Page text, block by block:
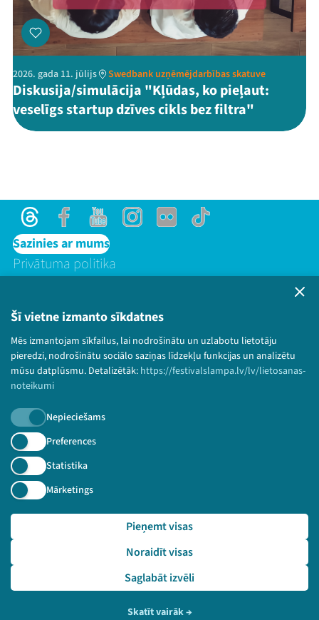
Šī vietne izmanto sīkdatnes
Mēs izmantojam sīkfailus, lai nodrošinātu un uzlabotu lietotāju
pieredzi, nodrošinātu sociālo saziņas līdzekļu funkcijas un analizētu
mūsu datplūsmu. Detalizētāk: https://festivalslampa.lv/lv/lietosanas-
noteikumi
Nepieciešams
Preferences
Statistika
Mārketings
Saglabāt izvēli
Noraidīt visas
Pieņemt visas
Skatīt vairāk→
2026. gada 11. jūlijs Swedbank uzņēmējdarbības skatuve
Diskusija/simulācija "Kļūdas, ko pieļaut:
veselīgs startup dzīves cikls bez filtra"
ThreadsFacebookYoutubeInstagram
Flick TikTok
Sazinies ar mums
Privātuma politika
© 2026 Sarunu festivāls LAMPA Visas tiesības
paturētas.
Piesakies jaunumiem!
Nepalaid garām aktuālāko informāciju!
Pieteikties
🔗 https://festivalslampa.lv/lv/video-arhivs/931?spe
aker=N%C4%ABderlandes%20Karalistes%20v%C4%93stniec%C
4%ABba%20Latvij%C4%81&speaker_id=184